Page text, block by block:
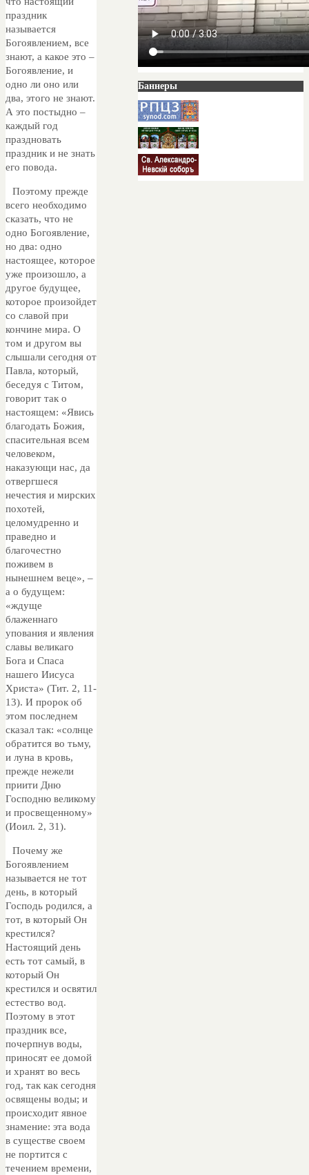
праздник
называется
Богоявлением, все
знают, а какое это –
Богоявление, и
одно ли оно или
два, этого не знают.
А это постыдно –
каждый год
праздновать
праздник и не знать
его повода.
Поэтому прежде
всего необходимо
сказать, что не
одно Богоявление,
но два: одно
настоящее, которое
уже произошло, а
другое будущее,
которое произойдет
со славой при
кончине мира. О
том и другом вы
слышали сегодня от
Павла, который,
беседуя с Титом,
говорит так о
настоящем: «Явись
благодать Божия,
спасительная всем
человеком,
наказующи нас, да
отвергшеся
нечестия и мирских
похотей,
целомудренно и
праведно и
благочестно
поживем в
нынешнем веце», –
а о будущем:
«ждуще
блаженнаго
упования и явления
славы великаго
Бога и Спаса
нашего Иисуса
Христа» (Тит. 2, 11-
13). И пророк об
этом последнем
сказал так: «солнце
обратится во тьму,
и луна в кровь,
прежде нежели
приити Дню
Господню великому
и просвещенному»
(Иоил. 2, 31).
Почему же
Богоявлением
называется не тот
день, в который
Господь родился, а
тот, в который Он
крестился?
Настоящий день
есть тот самый, в
который Он
крестился и освятил
естество вод.
Поэтому в этот
праздник все,
почерпнув воды,
приносят ее домой
и хранят во весь
год, так как сегодня
освящены воды; и
происходит явное
знамение: эта вода
в существе своем
не портится с
течением времени,
Баннеры